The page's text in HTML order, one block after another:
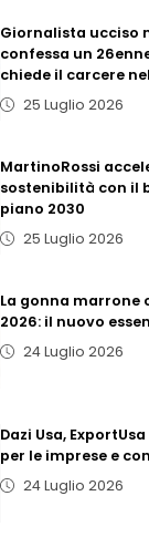
Giornalista ucciso
confessa un
chiede il carcere
25 Luglio 2026
MartinoRossi
sostenibilità con il
piano 2030
25 Luglio 2026
La gonna marrone
2026: il nuovo
24 Luglio 2026
Dazi Usa,
per le imprese e
24 Luglio 2026